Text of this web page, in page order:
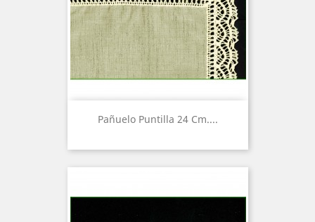
Pañuelo Puntilla 24 Cm....